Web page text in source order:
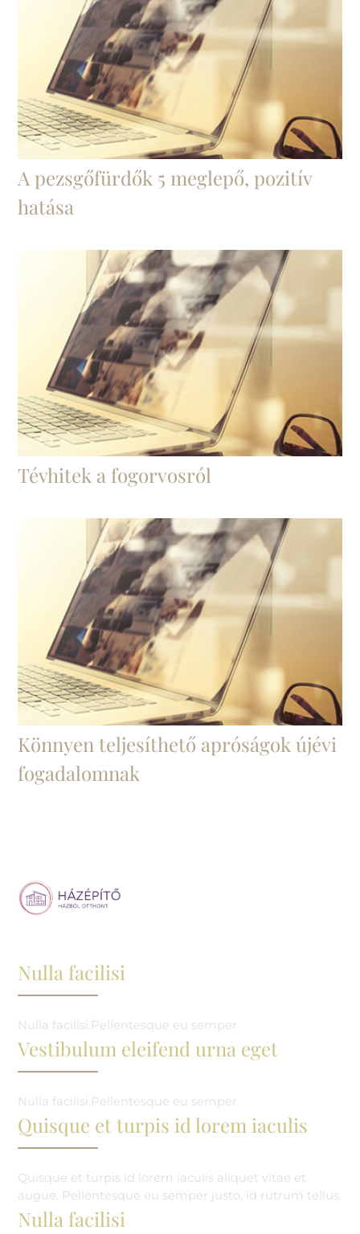
A pezsgőfürdők 5 meglepő, pozitív
hatása
Tévhitek a fogorvosról
Könnyen teljesíthető apróságok újévi
fogadalomnak
Nulla facilisi
Nulla facilisi.Pellentesque eu semper
Vestibulum eleifend urna eget
Nulla facilisi.Pellentesque eu semper
Quisque et turpis id lorem iaculis
Quisque et turpis id lorem iaculis aliquet vitae et
augue. Pellentesque eu semper justo, id rutrum tellus.
Nulla facilisi